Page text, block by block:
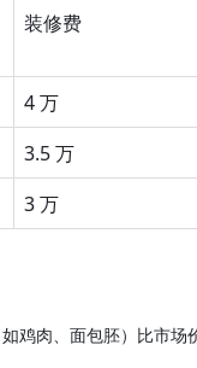
装修费
4 万
3.5 万
3 万
鸡肉、面包胚）比市